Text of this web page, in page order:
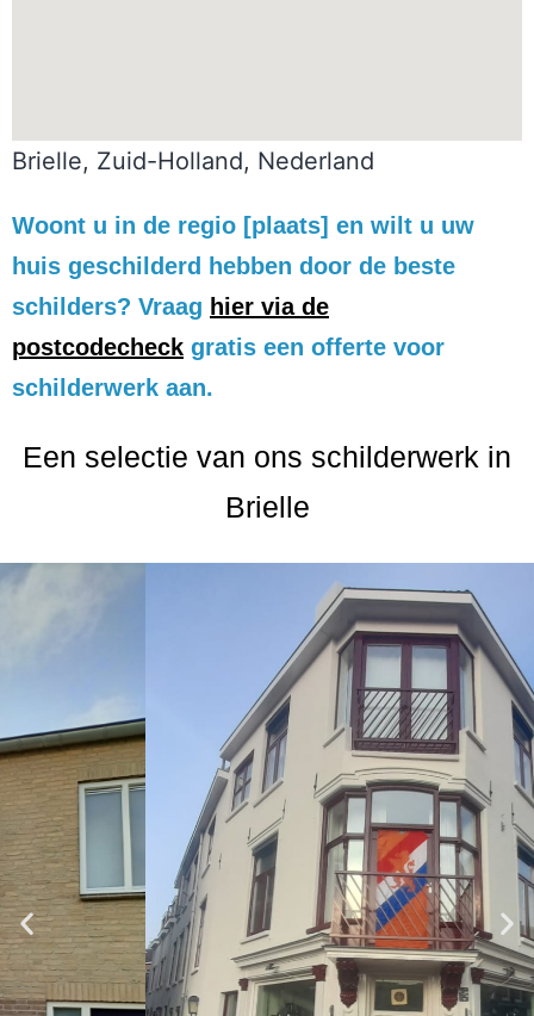
Brielle, Zuid-Holland, Nederland
Woont u in de regio [plaats] en wilt u uw
huis geschilderd hebben door de beste
schilders? Vraag hier via de
postcodecheck gratis een offerte voor
schilderwerk aan.
Een selectie van ons schilderwerk in
Brielle